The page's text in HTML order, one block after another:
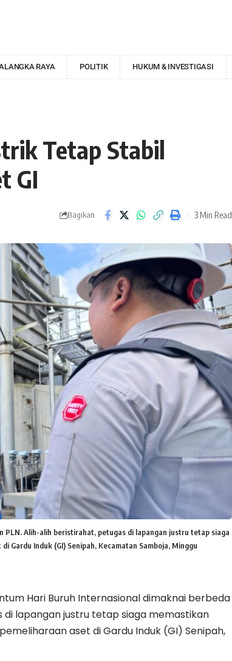
RAYA POLITIK HUKUM & INVESTIGASI
Tetap Stabil
GI
Bagikan 3 Min Read
PLN. Alih-alih beristirahat, petugas di lapangan justru tetap siaga
Induk (GI) Senipah, Kecamatan Samboja, Minggu
Hari Buruh Internasional dimaknai berbeda
di lapangan justru tetap siaga memastikan
aset di Gardu Induk (GI) Senipah,